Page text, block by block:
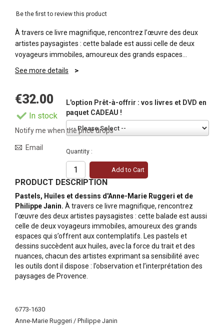
Be the first to review this product
À travers ce livre magnifique, rencontrez l’œuvre des deux
artistes paysagistes : cette balade est aussi celle de deux
voyageurs immobiles, amoureux des grands espaces…
See more details
€32.00
In stock
L'option Prêt-à-offrir : vos livres et DVD en
paquet CADEAU !
Quantity :
Add to Cart
Notify me when the price drops
Email
PRODUCT DESCRIPTION
Pastels, Huiles et dessins d'Anne-Marie Ruggeri et de
Philippe Janin. À travers ce livre magnifique, rencontrez
l’œuvre des deux artistes paysagistes : cette balade est aussi
celle de deux voyageurs immobiles, amoureux des grands
espaces qui s’offrent aux contemplatifs. Les pastels et
dessins succèdent aux huiles, avec la force du trait et des
nuances, chacun des artistes exprimant sa sensibilité avec
les outils dont il dispose : l’observation et l’interprétation des
paysages de Provence.
Information
6773-1630
Anne-Marie Ruggeri / Philippe Janin